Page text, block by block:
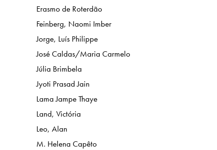
Erasmo de Roterdão
Feinberg, Naomi Imber
Jorge, Luís Philippe
José Caldas/Maria Carmelo
Júlia Brimbela
Jyoti Prasad Jain
Lama Jampe Thaye
Land, Victória
Leo, Alan
M. Helena Capêto